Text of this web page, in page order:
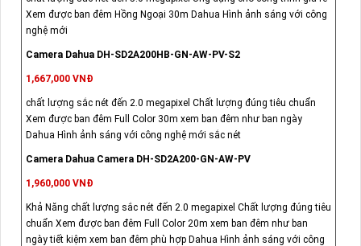
Xem được ban đêm Hồng Ngoại 30m Dahua Hình ảnh sáng với công
nghệ mới
Camera Dahua DH-SD2A200HB-GN-AW-PV-S2
1,667,000 VNĐ
chất lượng sắc nét đến 2.0 megapixel Chất lượng đúng tiêu chuẩn
Xem được ban đêm Full Color 30m xem ban đêm như ban ngày
Dahua Hình ảnh sáng với công nghệ mới sắc nét
Camera Dahua Camera DH-SD2A200-GN-AW-PV
1,960,000 VNĐ
Khả Năng chất lượng sắc nét đến 2.0 megapixel Chất lượng đúng tiêu
chuẩn Xem được ban đêm Full Color 20m xem ban đêm như ban
ngày tiết kiệm xem ban đêm phù hợp Dahua Hình ảnh sáng với công